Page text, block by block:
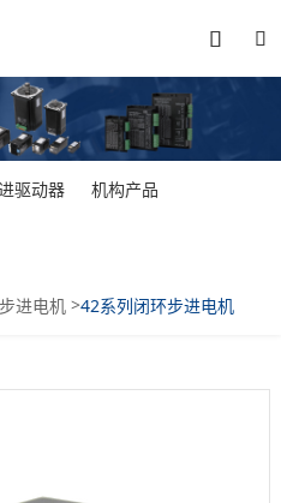


驱动器 机构产品
进电机>42系列闭环步进电机